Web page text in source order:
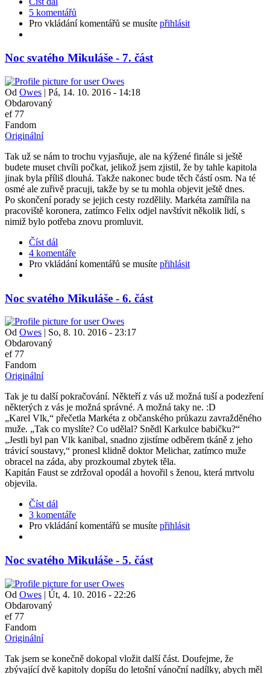
5 komentářů
Pro vkládání komentářů se musíte přihlásit
Noc svatého Mikuláše - 7. část
Od Owes | Pá, 14. 10. 2016 - 14:18
Obdarovaný
ef 77
Fandom
Originální
Tak už se nám to trochu vyjasňuje, ale na kýžené finále si ještě
budete muset chvíli počkat, jelikož jsem zjistil, že by tahle kapitola
jinak byla příliš dlouhá. Takže nakonec bude těch částí osm. Na té
osmé ale zuřivě pracuji, takže by se tu mohla objevit ještě dnes.
Po skončení porady se jejich cesty rozdělily. Markéta zamířila na
pracoviště koronera, zatímco Felix odjel navštívit několik lidí, s
nimiž bylo potřeba znovu promluvit.
Číst dál
4 komentáře
Pro vkládání komentářů se musíte přihlásit
Noc svatého Mikuláše - 6. část
Od Owes | So, 8. 10. 2016 - 23:17
Obdarovaný
ef 77
Fandom
Originální
Tak je tu další pokračování. Někteří z vás už možná tuší a podezření
některých z vás je možná správné. A možná taky ne. :D
„Karel Vlk,“ přečetla Markéta z občanského průkazu zavražděného
muže. „Tak co myslíte? Co udělal? Snědl Karkulce babičku?“
„Jestli byl pan Vlk kanibal, snadno zjistíme odběrem tkáně z jeho
trávicí soustavy,“ pronesl klidně doktor Melichar, zatímco muže
obracel na záda, aby prozkoumal zbytek těla.
Kapitán Faust se zdržoval opodál a hovořil s ženou, která mrtvolu
objevila.
Číst dál
3 komentáře
Pro vkládání komentářů se musíte přihlásit
Noc svatého Mikuláše - 5. část
Od Owes | Út, 4. 10. 2016 - 22:26
Obdarovaný
ef 77
Fandom
Originální
Tak jsem se konečně dokopal vložit další část. Doufejme, že
zbývající dvě kapitoly dopíšu do letošní vánoční nadílky, abych měl